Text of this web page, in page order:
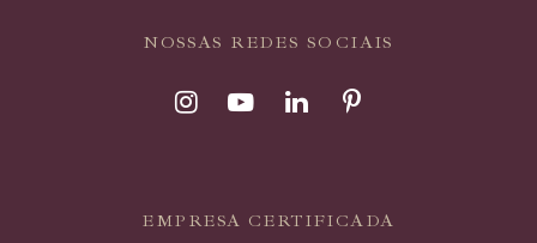
NOSSAS REDES SOCIAIS
EMPRESA CERTIFICADA